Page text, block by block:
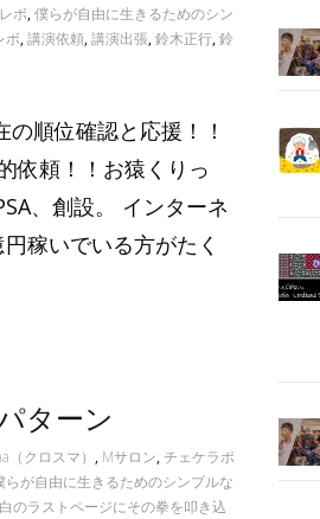
ボ,僕らが自由に生きるためのシン
ボ,講演依頼,講演出張,鈴木正行,鈴
順位確認と応援！！
頼！！お猿くりっ
、創設。 インターネ
稼いでいる方がたく
ターン
（クロスマ） , Mサロン,チェケラポ
らが自由に生きるためのシンプルな
のラストページにその拳を叩き込